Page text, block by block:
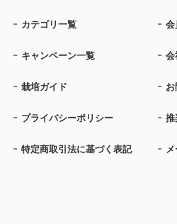
カテゴリ一覧 会
キャンペーン一覧 会
栽培ガイド
プライバシーポリシー 推
特定商取引法に基づく表記